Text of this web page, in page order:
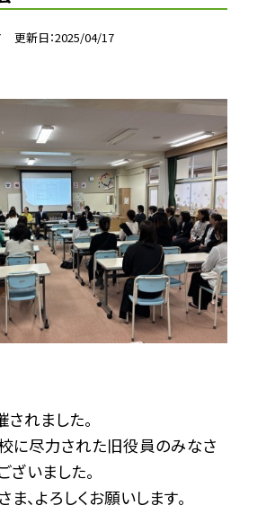
更新日 2025/04/17
れました。
に尽力された旧役員のみなさ
ざいました。
、よろしくお願いします。